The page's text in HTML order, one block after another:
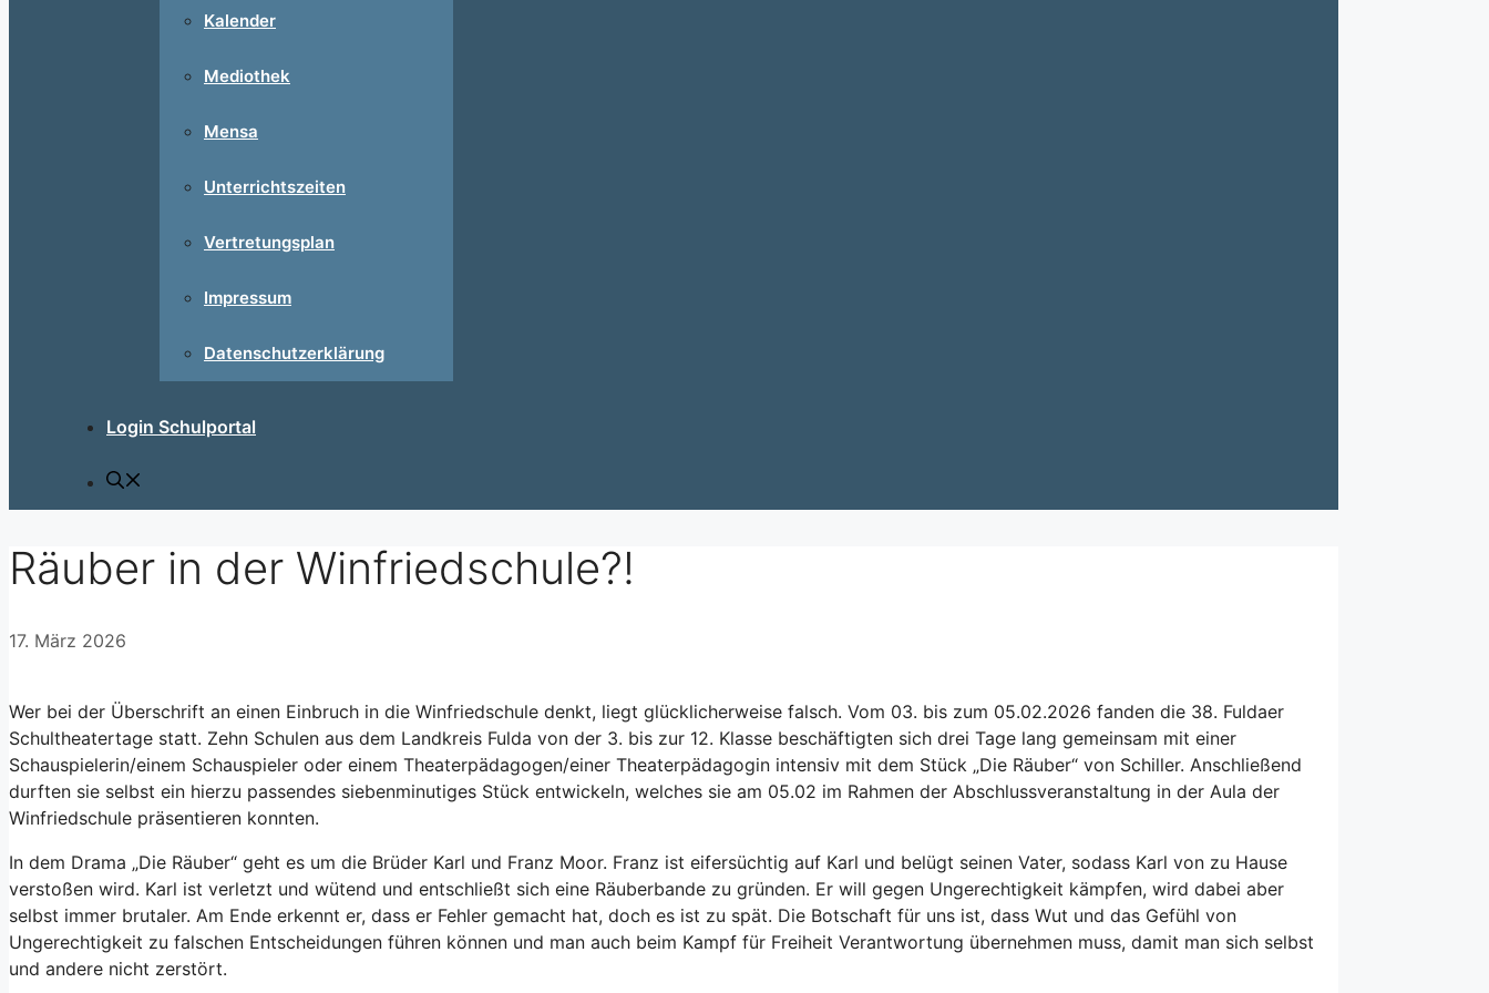
Kalender
Mediothek
Mensa
Unterrichtszeiten
Vertretungsplan
Impressum
Datenschutzerklärung
Login Schulportal
Räuber in der Winfriedschule?!
17. März 2026
Wer bei der Überschrift an einen Einbruch in die Winfriedschule denkt, liegt glücklicherweise falsch. Vom 03. bis zum 05.02.2026 fanden die 38. Fuldaer
Schultheatertage statt. Zehn Schulen aus dem Landkreis Fulda von der 3. bis zur 12. Klasse beschäftigten sich drei Tage lang gemeinsam mit einer
Schauspielerin/einem Schauspieler oder einem Theaterpädagogen/einer Theaterpädagogin intensiv mit dem Stück „Die Räuber“ von Schiller. Anschließend
durften sie selbst ein hierzu passendes siebenminutiges Stück entwickeln, welches sie am 05.02 im Rahmen der Abschlussveranstaltung in der Aula der
Winfriedschule präsentieren konnten.
In dem Drama „Die Räuber“ geht es um die Brüder Karl und Franz Moor. Franz ist eifersüchtig auf Karl und belügt seinen Vater, sodass Karl von zu Hause
verstoßen wird. Karl ist verletzt und wütend und entschließt sich eine Räuberbande zu gründen. Er will gegen Ungerechtigkeit kämpfen, wird dabei aber
selbst immer brutaler. Am Ende erkennt er, dass er Fehler gemacht hat, doch es ist zu spät. Die Botschaft für uns ist, dass Wut und das Gefühl von
Ungerechtigkeit zu falschen Entscheidungen führen können und man auch beim Kampf für Freiheit Verantwortung übernehmen muss, damit man sich selbst
und andere nicht zerstört.